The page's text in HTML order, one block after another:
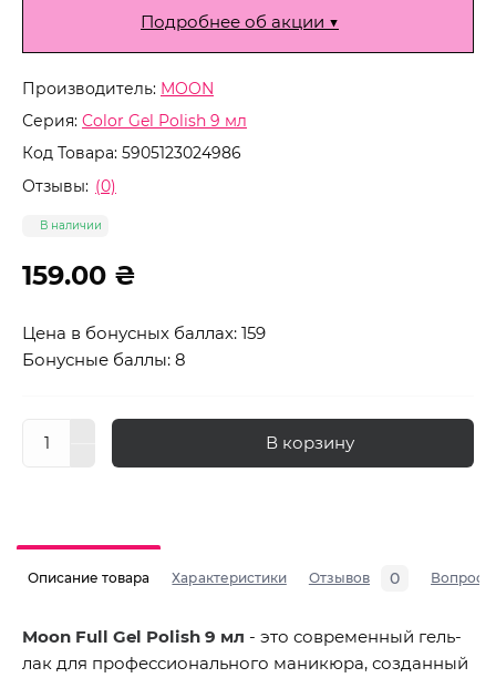
Подробнее об акции ▼
Производитель: MOON
Серия: Color Gel Polish 9 мл
Код Товара: 5905123024986
Отзывы: (0)
В наличии
159.00 ₴
Цена в бонусных баллах: 159
Бонусные баллы: 8
В корзину
Описание товара Характеристики Отзывов 0 Вопросы
Moon Full Gel Polish 9 мл - это современный гель-
лак для профессионального маникюра, созданный